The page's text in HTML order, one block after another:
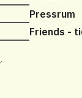
Pressrum
Friends -